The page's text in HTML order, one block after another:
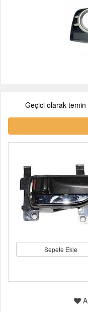
Geçici olarak
Sepete Ekle